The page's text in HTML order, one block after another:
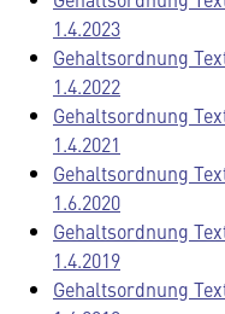
1.4.2023
Gehaltsordnung
1.4.2022
Gehaltsordnung
1.4.2021
Gehaltsordnung
1.6.2020
Gehaltsordnung
1.4.2019
Gehaltsordnung